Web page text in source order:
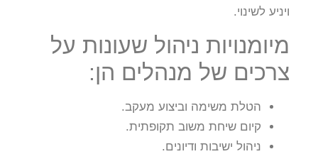
ויניע לשינוי.
מיומנויות ניהול שעונות על
צרכים של מנהלים הן:
הטלת משימה וביצוע מעקב.
קיום שיחת משוב תקופתית.
ניהול ישיבות ודיונים.